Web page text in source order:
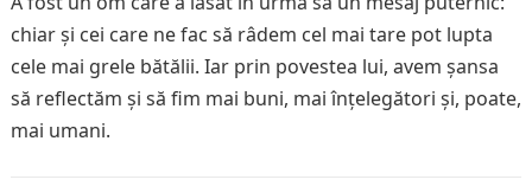
chiar și cei care ne fac să râdem cel mai tare pot lupta
cele mai grele bătălii. Iar prin povestea lui, avem șansa
să reflectăm și să fim mai buni, mai înțelegători și, poate,
mai umani.